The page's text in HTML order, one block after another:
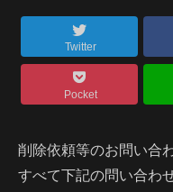
Twitter
Pocket
削除依頼等のお問い合
すべて下記の問い合わ